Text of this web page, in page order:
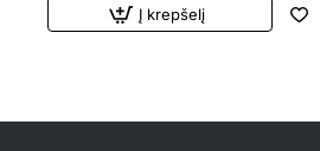
Į krepšelį